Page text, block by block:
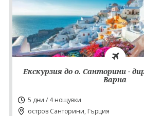
Екскурзия до о. Санторини -
Варна
5 дни / 4 нощувки
остров Санторини, Гърция